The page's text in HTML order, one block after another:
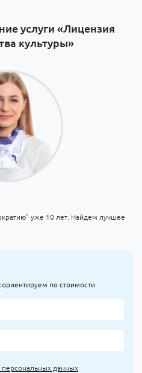
услуги «Лицензия
культуры»
уже 10 лет. Найдем лучшее
по стоимости
персональных данных